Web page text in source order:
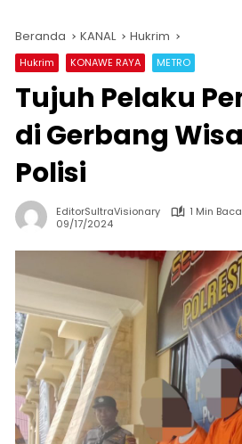
Beranda KANAL Hukrim
Hukrim KONAWE RAYA METRO
Tujuh Pelaku
di Gerbang
Polisi
EditorSultraVisionary
1 Min Baca
09/17/2024